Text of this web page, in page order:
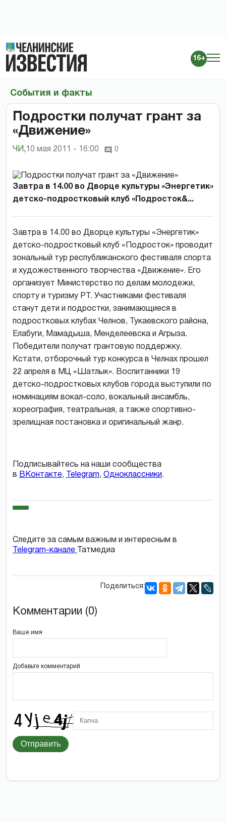
16+
События и факты
Подростки получат грант за
«Движение»
ЧИ , 10 мая 2011 - 16:00 0
Завтра в 14.00 во Дворце культуры «Энергетик»
детско-подростковый клуб «Подросток&...
Завтра в 14.00 во Дворце культуры «Энергетик»
детско-подростковый клуб «Подросток» проводит
зональный тур республиканского фестиваля спорта
и художественного творчества «Движение». Его
организует Министерство по делам молодежи,
спорту и туризму РТ. Участниками фестиваля
станут дети и подростки, занимающиеся в
подростковых клубах Челнов, Тукаевского района,
Елабуги, Мамадыша, Менделеевска и Агрыза.
Победители получат грантовую поддержку.
Кстати, отборочный тур конкурса в Челнах прошел
22 апреля в МЦ «Шатлык». Воспитанники 19
детско-подростковых клубов города выступили по
номинациям вокал-соло, вокальный ансамбль,
хореография, театральная, а также спортивно-
зрелищная постановка и оригинальный жанр.
Подписывайтесь на наши сообщества
в ВКонтакте, Telegram, Одноклассники.
Следите за самым важным и интересным в
Telegram-канале
Татмедиа
Поделиться:
Комментарии (0)
Ваше имя
Добавьте комментарий
Отправить